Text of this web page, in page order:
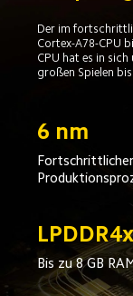
Der im
Cortex-A78-CPU
CPU hat es in
großen Spielen
6 nm
Fortschrittlicher
Bis zu 8 GB